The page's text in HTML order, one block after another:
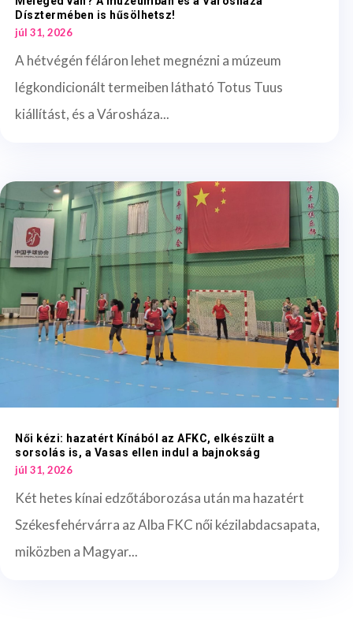
Dísztermében is hűsölhetsz!
júl 31, 2026
A hétvégén féláron lehet megnézni a múzeum
légkondicionált termeiben látható Totus Tuus
kiállítást, és a Városháza...
Női kézi: hazatért Kínából az AFKC, elkészült a
sorsolás is, a Vasas ellen indul a bajnokság
júl 31, 2026
Két hetes kínai edzőtáborozása után ma hazatért
Székesfehérvárra az Alba FKC női kézilabdacsapata,
miközben a Magyar...